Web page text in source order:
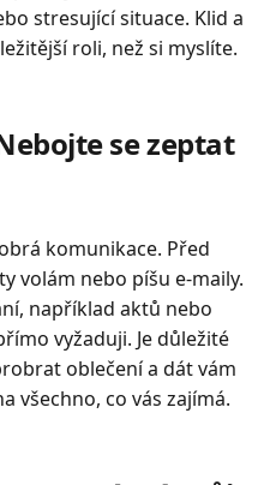
stresující situace. Klid a
roli, než si myslíte.
se zeptat
komunikace. Před
volám nebo píšu e-maily.
například aktů nebo
vyžaduji. Je důležité
oblečení a dát vám
všechno, co vás zajímá.